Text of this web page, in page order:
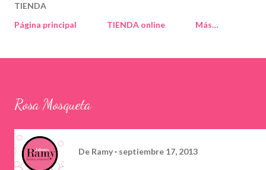
TIENDA
Página principal
TIENDA online Más…
Rosa Mosqueta
De Ramy septiembre 17, 2013